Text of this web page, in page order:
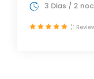
3 Dias / 2
(1